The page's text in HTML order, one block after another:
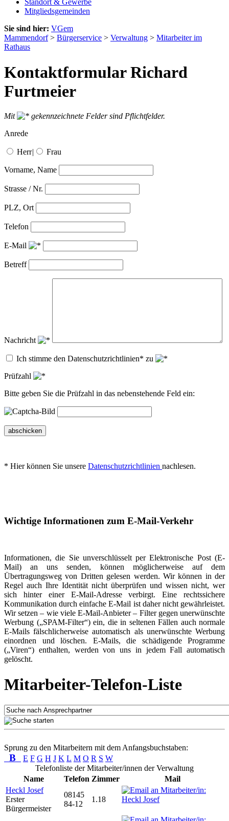
Standort & Gewerbe
Mitgliedsgemeinden
Sie sind hier: VGem
Mammendorf> Bürgerservice > Verwaltung > Mitarbeiter im
Rathaus
Kontaktformular Richard
Furtmeier
Mit
gekennzeichnete Felder sind Pflichtfelder.
Anrede
Herr| Frau
Vorname, Name
Strasse / Nr.
PLZ, Ort
Telefon
E-Mail
Betreff
Nachricht
Ich stimme den Datenschutzrichtlinien* zu
Prüfzahl
Bitte geben Sie die Prüfzahl in das nebenstehende Feld ein:
abschicken
* Hier können Sie unsere Datenschutzrichtlinien nachlesen.
Wichtige Informationen zum E-Mail-Verkehr
Informationen, die Sie unverschlüsselt per Elektronische Post (E-
Mail) an uns senden, können möglicherweise auf dem
Übertragungsweg von Dritten gelesen werden. Wir können in der
Regel auch Ihre Identität nicht überprüfen und wissen nicht, wer
sich hinter einer E-Mail-Adresse verbirgt. Eine rechtssichere
Kommunikation durch einfache E-Mail ist daher nicht gewährleistet.
Wir setzen – wie viele E-Mail-Anbieter – Filter gegen unerwünschte
Werbung („SPAM-Filter“) ein, die in seltenen Fällen auch normale
E-Mails fälschlicherweise automatisch als unerwünschte Werbung
einordnen und löschen. E-Mails, die schädigende Programme
(„Viren“) enthalten, werden von uns in jedem Fall automatisch
gelöscht.
Mitarbeiter-Telefon-Liste
Sprung zu den Mitarbeitern mit dem Anfangsbuchstaben:
B E F G H J K L M O R S W
Telefonliste der Mitarbeiter/innen der Verwaltung
Name
Telefon Zimmer
Mail
Heckl Josef
Erster
Bürgermeister
08145
84-12
1.18